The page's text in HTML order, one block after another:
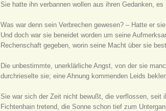
Sie hatte ihn verbannen wollen aus ihren Gedanken,
Was war denn sein Verbrechen gewesen? – Hatte er
Und doch war sie beneidet worden um seine
Rechenschaft gegeben, worin seine Macht über sie
Die unbestimmte, unerklärliche Angst, von der sie
durchrieselte sie; eine Ahnung kommenden Leids
Sie war sich der Zeit nicht bewußt, die verflossen, seit
Fichtenhain tretend, die Sonne schon tief zum